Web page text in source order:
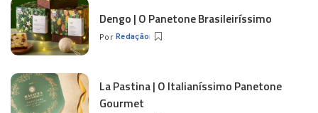
Dengo | O Panetone Brasileiríssimo
Por Redação
La Pastina | O Italianíssimo Panetone
Gourmet